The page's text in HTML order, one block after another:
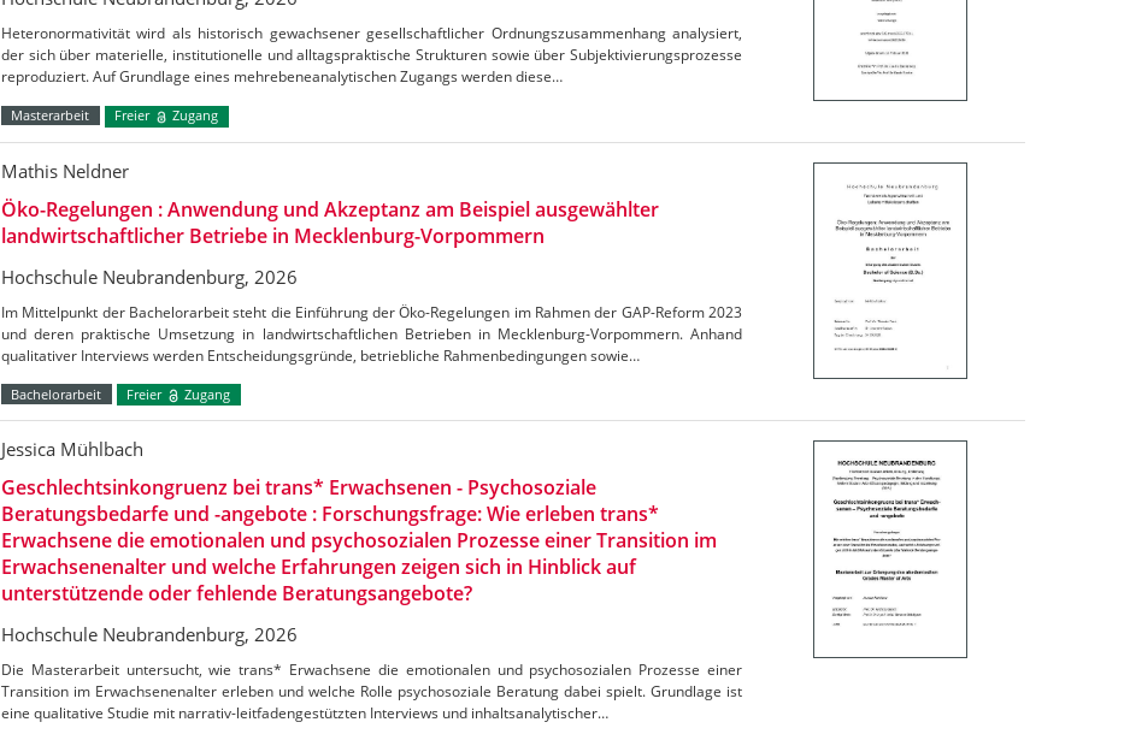
Heteronormativität wird als historisch gewachsener gesellschaftlicher Ordnungszusammenhang analysiert,
der sich über materielle, institutionelle und alltagspraktische Strukturen sowie über Subjektivierungsprozesse
reproduziert. Auf Grundlage eines mehrebeneanalytischen Zugangs werden diese…
Masterarbeit Freier Zugang
Mathis Neldner
Öko-Regelungen : Anwendung und Akzeptanz am Beispiel ausgewählter
landwirtschaftlicher Betriebe in Mecklenburg-Vorpommern
Hochschule Neubrandenburg, 2026
Im Mittelpunkt der Bachelorarbeit steht die Einführung der Öko-Regelungen im Rahmen der GAP-Reform 2023
und deren praktische Umsetzung in landwirtschaftlichen Betrieben in Mecklenburg-Vorpommern. Anhand
qualitativer Interviews werden Entscheidungsgründe, betriebliche Rahmenbedingungen sowie…
Bachelorarbeit Freier Zugang
Jessica Mühlbach
Geschlechtsinkongruenz bei trans* Erwachsenen - Psychosoziale
Beratungsbedarfe und -angebote : Forschungsfrage: Wie erleben trans*
Erwachsene die emotionalen und psychosozialen Prozesse einer Transition im
Erwachsenenalter und welche Erfahrungen zeigen sich in Hinblick auf
unterstützende oder fehlende Beratungsangebote?
Hochschule Neubrandenburg, 2026
Die Masterarbeit untersucht, wie trans* Erwachsene die emotionalen und psychosozialen Prozesse einer
Transition im Erwachsenenalter erleben und welche Rolle psychosoziale Beratung dabei spielt. Grundlage ist
eine qualitative Studie mit narrativ-leitfadengestützten Interviews und inhaltsanalytischer…